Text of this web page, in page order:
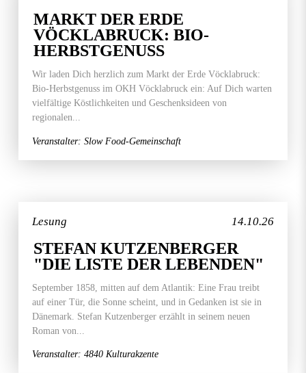
MARKT DER ERDE
VÖCKLABRUCK: BIO-
HERBSTGENUSS
Wir laden Dich herzlich zum Markt der Erde Vöcklabruck:
Bio-Herbstgenuss im OKH Vöcklabruck ein: Auf Dich warten
vielfältige Köstlichkeiten und Geschenksideen von
regionalen...
Veranstalter: Slow Food-Gemeinschaft
14.10.26
Lesung
STEFAN KUTZENBERGER
"DIE LISTE DER LEBENDEN"
September 1858, mitten auf dem Atlantik: Eine Frau treibt
auf einer Tür, die Sonne scheint, und in Gedanken ist sie in
Dänemark. Stefan Kutzenberger erzählt in seinem neuen
Roman von...
Veranstalter: 4840 Kulturakzente